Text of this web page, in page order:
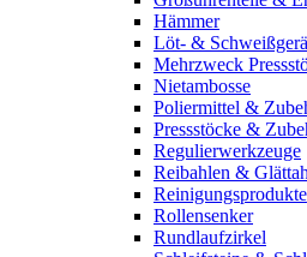
Hämmer
Löt- &
Mehrzweck
Nietambosse
Poliermittel &
Pressstöcke &
Regulierwerkzeuge
Reibahlen &
Reinigungsprodukte
Rollensenker
Rundlaufzirkel